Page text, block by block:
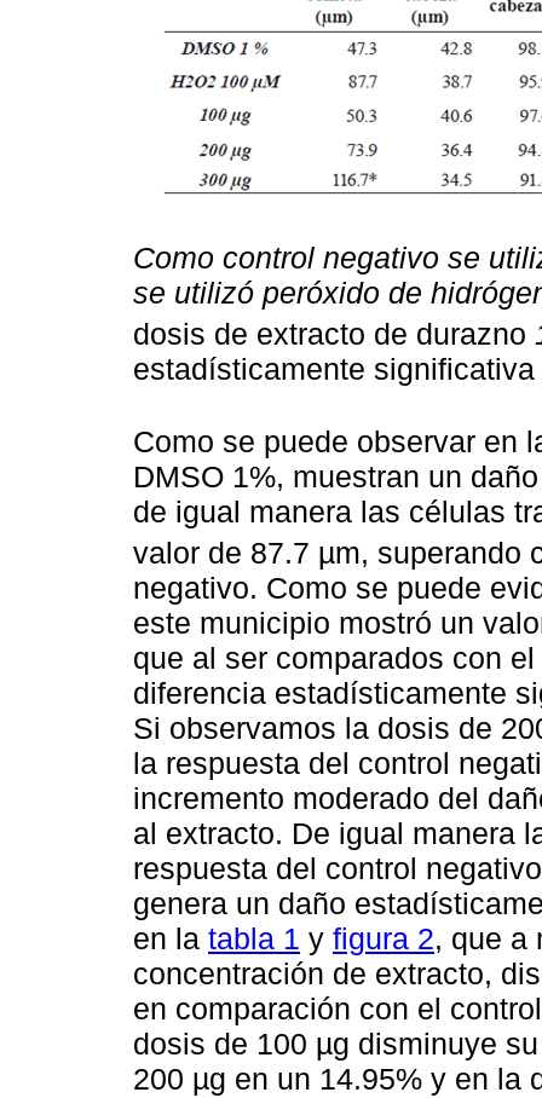
Como control negativo se
se utilizó peróxido de
dosis de extracto de durazno
estadísticamente
Como se puede observar en
DMSO 1%, muestran un
de igual manera las células
valor de 87.7 µm, superando
negativo. Como se puede
este municipio mostró un
que al ser comparados con
diferencia estadísticamente
Si observamos la dosis de
la respuesta del control
incremento moderado del
al extracto. De igual manera
respuesta del control
genera un daño
en la tabla 1 y figura 2, que a
concentración de extracto,
en comparación con el
dosis de 100 µg disminuye
200 µg en un 14.95% y en la